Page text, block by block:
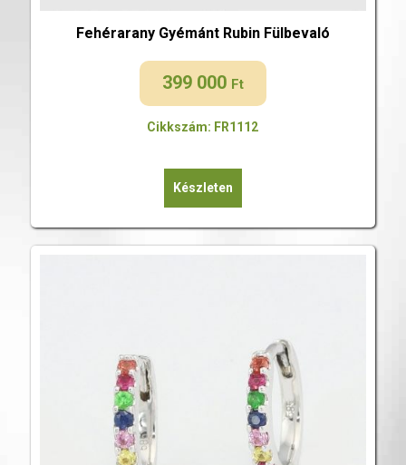
Fehérarany Gyémánt Rubin Fülbevaló
399 000 Ft
Cikkszám: FR1112
Készleten